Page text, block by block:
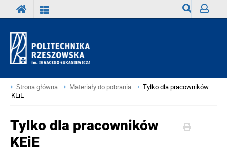
Strona główna Materiały do pobrania
Tylko dla pracowników
KEiE
Tylko dla pracowników
KEiE